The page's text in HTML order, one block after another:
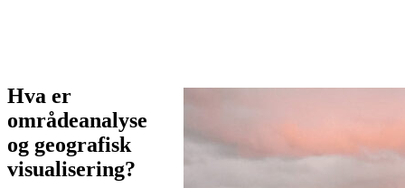
Hva er
områdeanalyse
og geografisk
visualisering?